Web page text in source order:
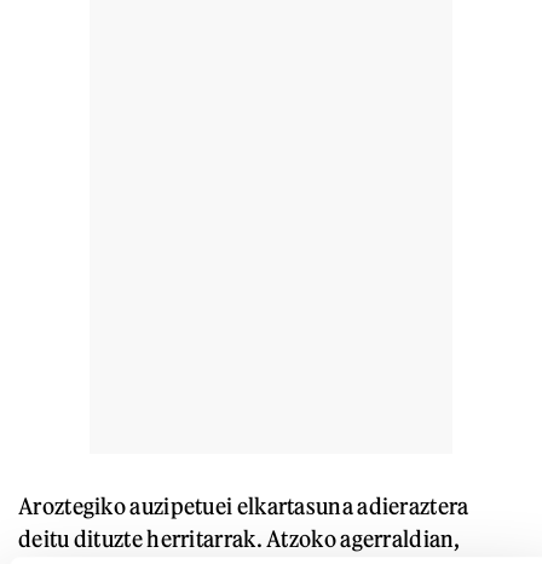
Aroztegiko auzipetuei elkartasuna adieraztera
deitu dituzte herritarrak. Atzoko agerraldian,